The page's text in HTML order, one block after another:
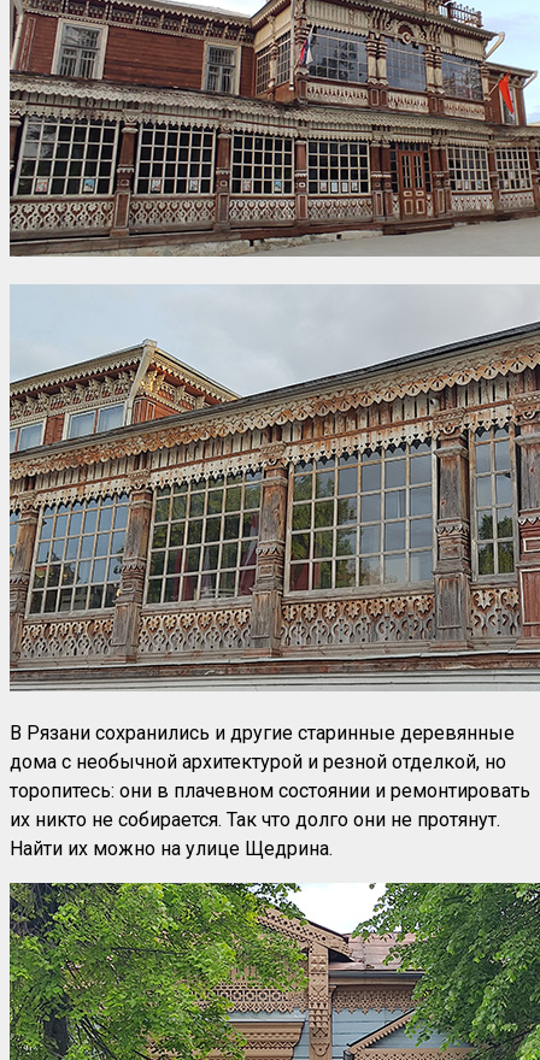
В Рязани сохранились и другие старинные деревянные
дома с необычной архитектурой и резной отделкой, но
торопитесь: они в плачевном состоянии и ремонтировать
их никто не собирается. Так что долго они не протянут.
Найти их можно на улице Щедрина.